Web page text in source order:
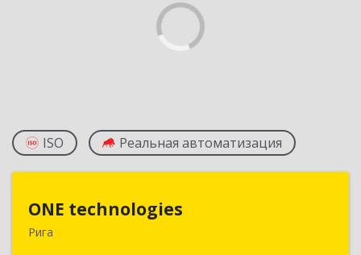
ISO Реальная автоматизация
ONE technologies
Рига